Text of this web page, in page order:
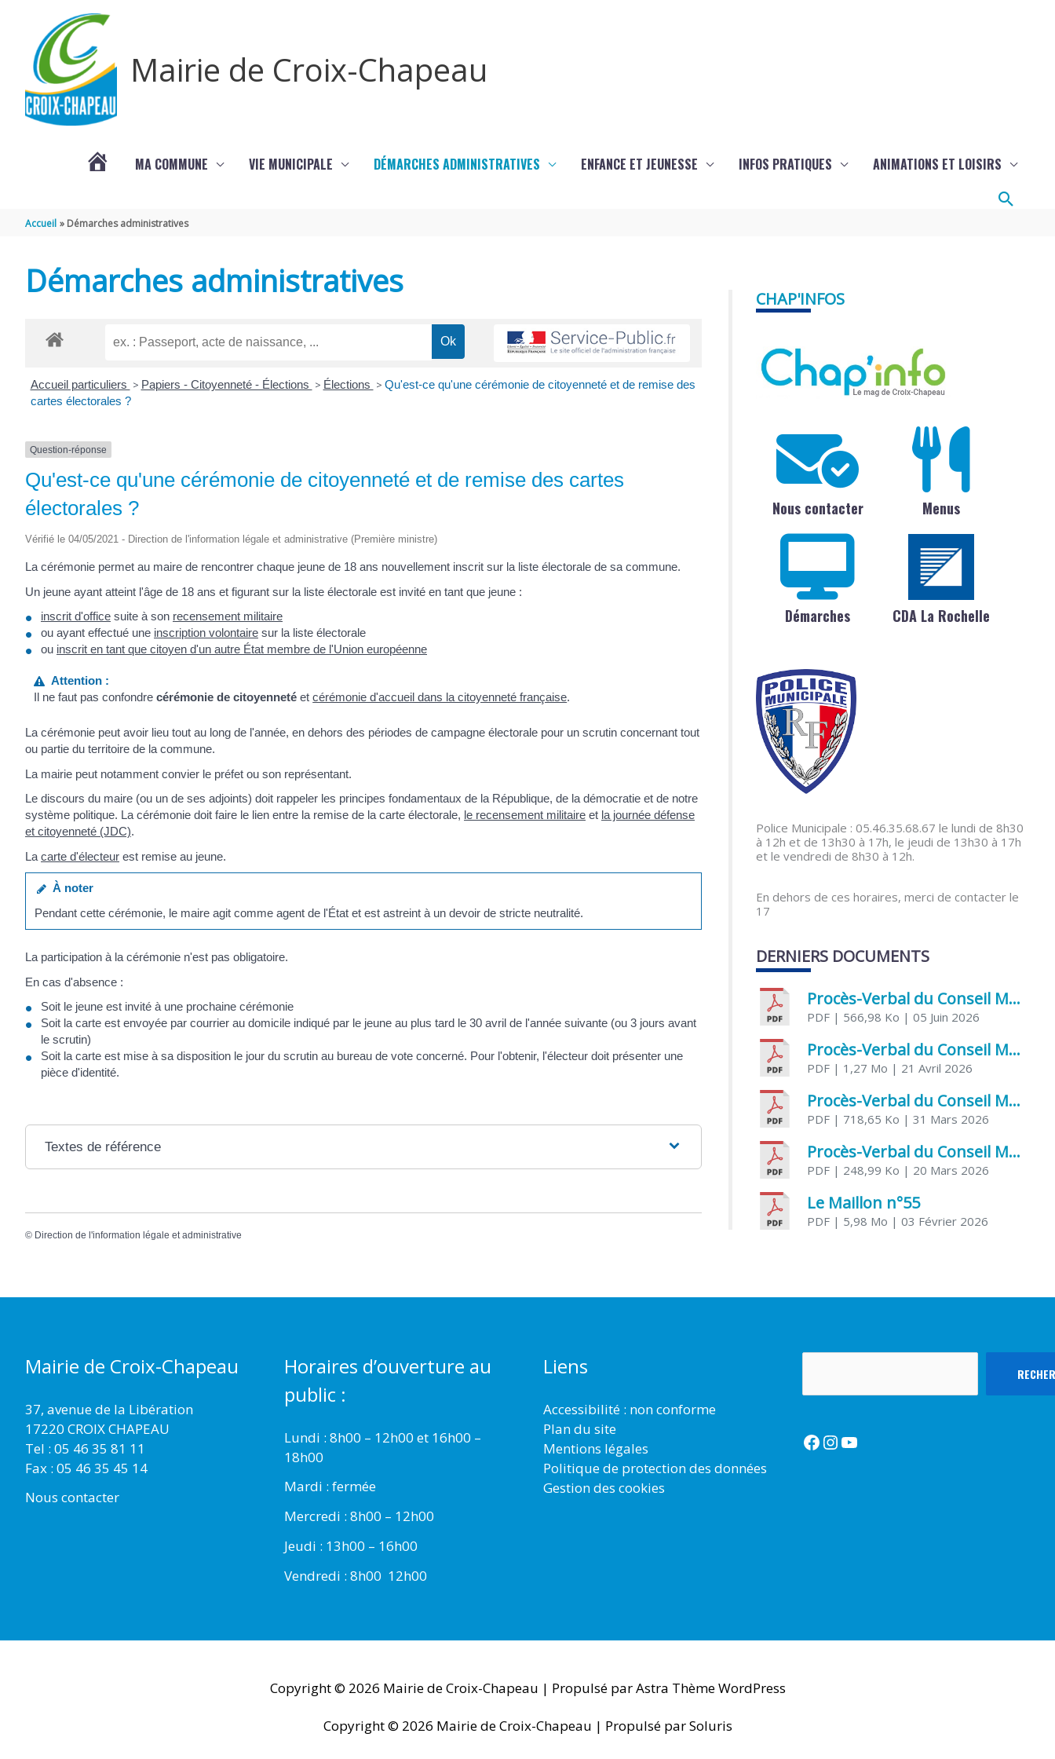
Mairie de Croix-Chapeau
MA COMMUNE VIE MUNICIPALE DÉMARCHES ADMINISTRATIVES ENFANCE ET JEUNESSE INFOS PRATIQUES ANIMATIONS ET LOISIRS
Accueil Démarches administratives
Démarches administratives
Accueil particuliers > Papiers - Citoyenneté - Élections > Élections > Qu'est-ce qu'une cérémonie de citoyenneté et de remise des
cartes électorales ?
Question-réponse
Qu'est-ce qu'une cérémonie de citoyenneté et de remise des cartes
électorales ?
Vérifié le 04/05/2021 - Direction de l'information légale et administrative (Première ministre)
La cérémonie permet au maire de rencontrer chaque jeune de 18 ans nouvellement inscrit sur la liste électorale de sa commune.
Un jeune ayant atteint l'âge de 18 ans et figurant sur la liste électorale est invité en tant que jeune :
inscrit d'office suite à son recensement militaire
ou ayant effectué une inscription volontaire sur la liste électorale
ou inscrit en tant que citoyen d'un autre État membre de l'Union européenne
Attention :
Il ne faut pas confondrecérémonie de citoyenneté etcérémonie d'accueil dans la citoyenneté française.
La cérémonie peut avoir lieu tout au long de l'année, en dehors des périodes de campagne électorale pour un scrutin concernant tout
ou partie du territoire de la commune.
La mairie peut notamment convier le préfet ou son représentant.
Le discours du maire (ou un de ses adjoints) doit rappeler les principes fondamentaux de la République, de la démocratie et de notre
système politique. La cérémonie doit faire le lien entre la remise de la carte électorale, le recensement militaire et la journée défense
et citoyenneté (JDC).
La carte d'électeur est remise au jeune.
À noter
Pendant cette cérémonie, le maire agit comme agent de l'État et est astreint à un devoir de stricte neutralité.
La participation à la cérémonie n'est pas obligatoire.
En cas d'absence :
Soit le jeune est invité à une prochaine cérémonie
Soit la carte est envoyée par courrier au domicile indiqué par le jeune au plus tard le 30 avril de l'année suivante (ou 3 jours avant
le scrutin)
Soit la carte est mise à sa disposition le jour du scrutin au bureau de vote concerné. Pour l'obtenir, l'électeur doit présenter une
pièce d'identité.
Textes de référence
© Direction de l'information légale et administrative
CHAP'INFOS
Nous contacter Menus
Démarches CDA La Rochelle
Police Municipale : 05.46.35.68.67 le lundi de 8h30
à 12h et de 13h30 à 17h, le jeudi de 13h30 à 17h
et le vendredi de 8h30 à 12h.
En dehors de ces horaires, merci de contacter le
17
DERNIERS DOCUMENTS
Procès-Verbal du Conseil Municipal du 5 juin 2026
PDF | 566,98 Ko | 05 Juin 2026
Procès-Verbal du Conseil Municipal du 21 avril 2026
PDF | 1,27 Mo | 21 Avril 2026
Procès-Verbal du Conseil Municipal du 31 mars 2026
PDF | 718,65 Ko | 31 Mars 2026
Procès-Verbal du Conseil Municipal du 20 mars 2026
PDF | 248,99 Ko | 20 Mars 2026
Le Maillon n°55
PDF | 5,98 Mo | 03 Février 2026
Mairie de Croix-Chapeau
37, avenue de la Libération
17220 CROIX CHAPEAU
Tel : 05 46 35 81 11
Fax : 05 46 35 45 14
Nous contacter
Horaires d’ouverture au
public :
Lundi : 8h00 – 12h00 et 16h00 –
18h00
Mardi : fermée
Mercredi : 8h00 – 12h00
Jeudi : 13h00 – 16h00
Vendredi : 8h00  12h00
Liens
Accessibilité : non conforme
Plan du site
Mentions légales
Politique de protection des données
Gestion des cookies
Facebook
Instagram
YouTube
Copyright © 2026 Mairie de Croix-Chapeau | Propulsé parAstra Thème WordPress
Copyright © 2026 Mairie de Croix-Chapeau | Propulsé par Soluris